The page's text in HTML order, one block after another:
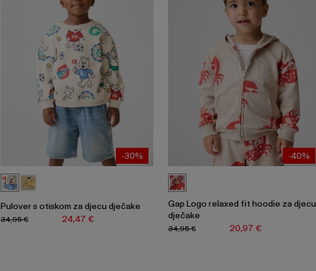
-30%
Pulover s otiskom za djecu dječake
24,47 €
34,95 €
-40%
Gap Logo relaxed fit hoodie za djecu
dječake
20,97 €
34,95 €